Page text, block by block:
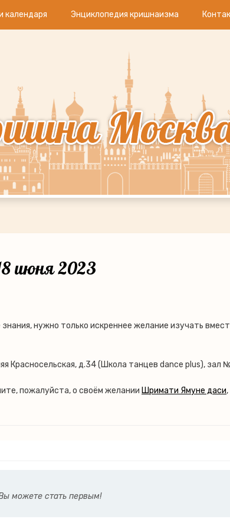
календаря Энциклопедия кришнаизма
июня 2023
нужно только искреннее желание изучать
Красносельская, д.34 (Школа танцев dance plus), зал
пожалуйста, о своём желании Шримати Ямуне даси
можете стать первым!